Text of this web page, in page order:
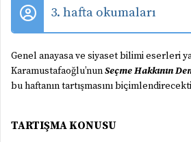
3. hafta okumaları
Genel anayasa ve siyaset bilimi eserleri
Karamustafaoğlu’nunSeçme Hakkının
bu haftanın tartışmasını
TARTIŞMA KONUSU